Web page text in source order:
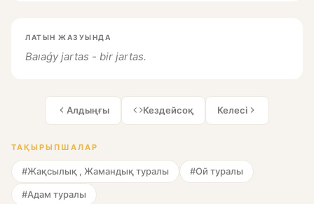
ЛАТЫН ЖАЗУЫНДА
Baıaǵy jartas - bir jartas.
Алдыңғы Кездейсоқ Келесі
ТАҚЫРЫПШАЛАР
#Жақсылық , Жамандық туралы #Ой туралы
#Адам туралы